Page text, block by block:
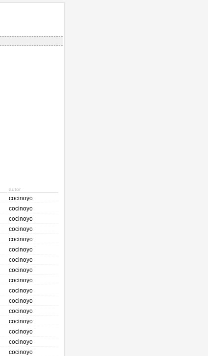
autor
cocinoyo
cocinoyo
cocinoyo
cocinoyo
cocinoyo
cocinoyo
cocinoyo
cocinoyo
cocinoyo
cocinoyo
cocinoyo
cocinoyo
cocinoyo
cocinoyo
cocinoyo
cocinoyo